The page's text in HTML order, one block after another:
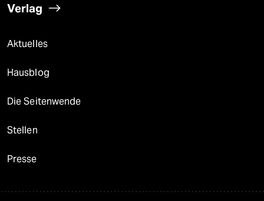
Verlag
Aktuelles
Hausblog
Die Seitenwende
Stellen
Presse